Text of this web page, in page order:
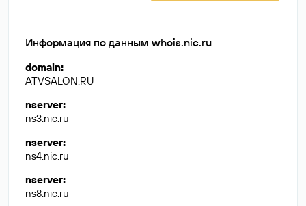
Информация по данным whois.nic.ru
domain:
ATVSALON.RU
nserver:
ns3.nic.ru
nserver:
ns4.nic.ru
nserver:
ns8.nic.ru